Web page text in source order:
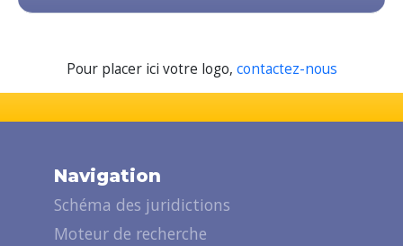
Pour placer ici votre logo, contactez-nous
Navigation
Schéma des juridictions
Moteur de recherche